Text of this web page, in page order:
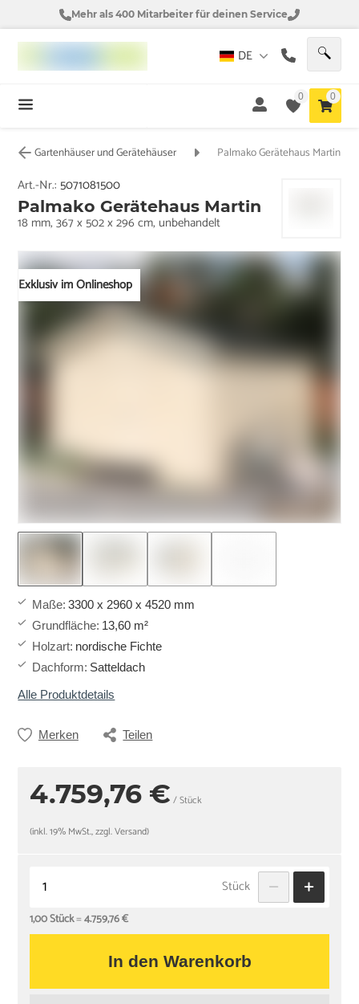
Mehr als 400 Mitarbeiter für deinen Service
DE
0 0
Gartenhäuser und Gerätehäuser Palmako Gerätehaus Martin
Exklusiv im Onlineshop
Art.-Nr.:5071081500
Palmako Gerätehaus Martin
18 mm, 367 x 502 x 296 cm, unbehandelt
Maße: 3300 x 2960 x 4520 mm
Grundfläche: 13,60 m²
Holzart: nordische Fichte
Dachform: Satteldach
Alle Produktdetails
Merken Teilen
4.759,76 € / Stück
(inkl. 19% MwSt., zzgl. Versand)
Stück
1,00 Stück=4.759,76 €
In den Warenkorb